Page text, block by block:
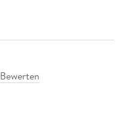
Bewerten